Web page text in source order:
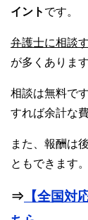
イント です。
弁護士に相談
が多くあります
相談は無料で
すれば余計な
また、報酬は
ともできます。
⇒ 【全国対